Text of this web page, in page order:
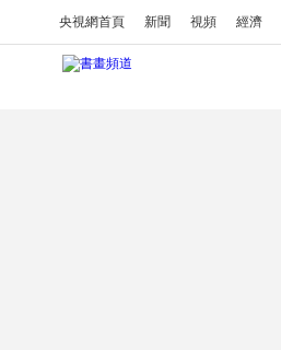
央視網首頁 新聞 視頻 經濟